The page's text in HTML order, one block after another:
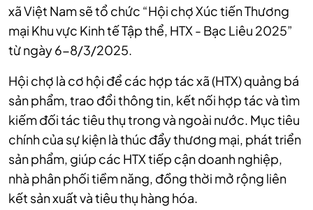
xã Việt Nam sẽ tổ chức “Hội chợ Xúc tiến Thương
mại Khu vực Kinh tế Tập thể, HTX - Bạc Liêu 2025”
từ ngày 6-8/3/2025.
Hội chợ là cơ hội để các hợp tác xã (HTX) quảng bá
sản phẩm, trao đổi thông tin, kết nối hợp tác và tìm
kiếm đối tác tiêu thụ trong và ngoài nước. Mục tiêu
chính của sự kiện là thúc đẩy thương mại, phát triển
sản phẩm, giúp các HTX tiếp cận doanh nghiệp,
nhà phân phối tiềm năng, đồng thời mở rộng liên
kết sản xuất và tiêu thụ hàng hóa.